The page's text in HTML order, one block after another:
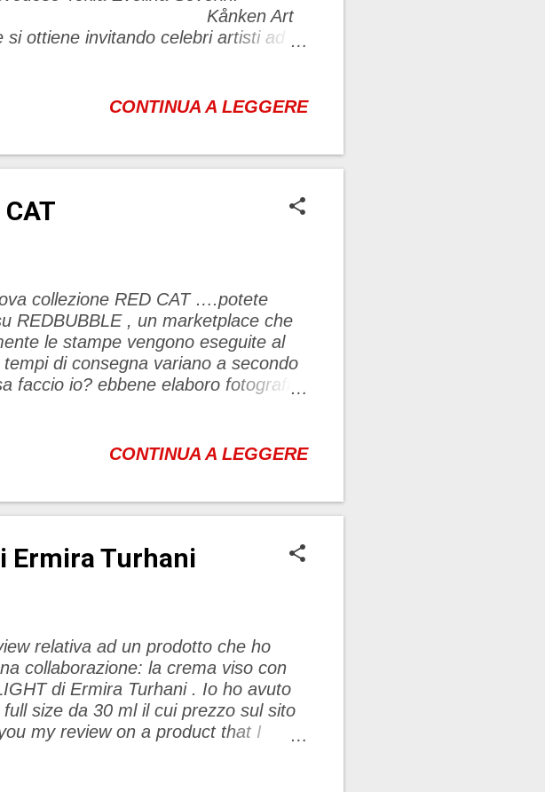
Art
ottiene invitando celebri artisti ad
designer e fotografa. Il suo
CONTINUA A LEGGERE
collezione RED CAT ….potete
REDBUBBLE , un marketplace che
le stampe vengono eseguite al
di consegna variano a secondo
faccio io? ebbene elaboro fotografie
davvero tutto…. anche un
direttamente via mail e mi occupo
del tessuto. Ora condivido
CONTINUA A LEGGERE
Ermira Turhani
relativa ad un prodotto che ho
collaborazione: la crema viso con
di Ermira Turhani . Io ho avuto
size da 30 ml il cui prezzo sul sito
my review on a product that I